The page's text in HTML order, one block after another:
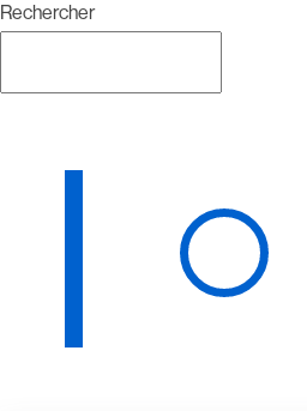
Rechercher